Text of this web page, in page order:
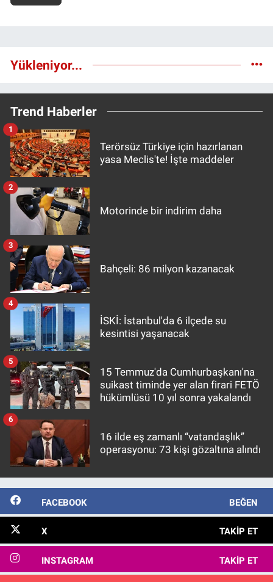
Yükleniyor...
Trend Haberler
Terörsüz Türkiye için hazırlanan
yasa Meclis'te! İşte maddeler
1
Motorinde bir indirim daha
2
Bahçeli: 86 milyon kazanacak
3
İSKİ: İstanbul'da 6 ilçede su
kesintisi yaşanacak
4
15 Temmuz'da Cumhurbaşkanı'na
suikast timinde yer alan firari FETÖ
hükümlüsü 10 yıl sonra yakalandı
5
16 ilde eş zamanlı “vatandaşlık”
operasyonu: 73 kişi gözaltına alındı
6
FACEBOOK BEĞEN
X TAKIP ET
INSTAGRAM TAKIP ET